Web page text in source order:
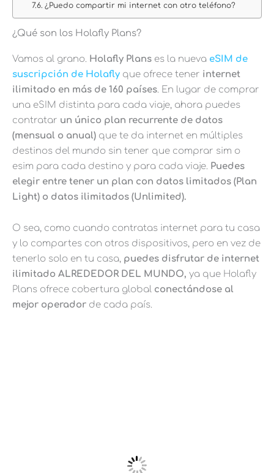
¿Puedo compartir mi internet con otro teléfono?
¿Qué son los Holafly Plans?
Vamos al grano. Holafly Plans es la nueva eSIM de
suscripción de Holafly que ofrece tener internet
ilimitado en más de 160 países. En lugar de comprar
una eSIM distinta para cada viaje, ahora puedes
contratar un único plan recurrente de datos
(mensual o anual) que te da internet en múltiples
destinos del mundo sin tener que comprar sim o
esim para cada destino y para cada viaje. Puedes
elegir entre tener un plan con datos limitados (Plan
Light) o datos ilimitados (Unlimited).
O sea, como cuando contratas internet para tu casa
y lo compartes con otros dispositivos, pero en vez de
tenerlo solo en tu casa, puedes disfrutar de internet
ilimitado ALREDEDOR DEL MUNDO, ya que Holafly
Plans ofrece cobertura global conectándose al
mejor operador de cada país.